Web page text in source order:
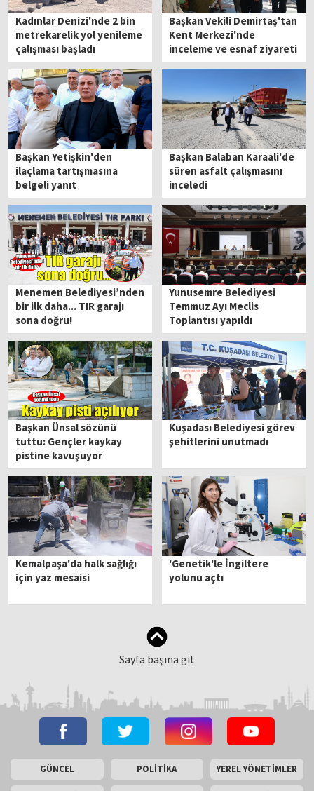
Kadınlar Denizi'nde 2 bin
metrekarelik yol yenileme
çalışması başladı
Başkan Vekili Demirtaş'tan
Kent Merkezi'nde
inceleme ve esnaf ziyareti
Başkan Yetişkin'den
ilaçlama tartışmasına
belgeli yanıt
Başkan Balaban Karaali'de
süren asfalt çalışmasını
inceledi
Menemen Belediyesi’nden
bir ilk daha... TIR garajı
sona doğru!
Yunusemre Belediyesi
Temmuz Ayı Meclis
Toplantısı yapıldı
Başkan Ünsal sözünü
tuttu: Gençler kaykay
pistine kavuşuyor
Kuşadası Belediyesi görev
şehitlerini unutmadı
Kemalpaşa'da halk sağlığı
için yaz mesaisi
'Genetik'le İngiltere
yolunu açtı
Sayfa başına git
GÜNCEL POLİTİKA YEREL YÖNETİMLER